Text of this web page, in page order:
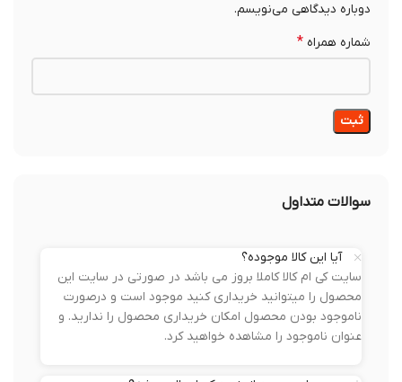
دوباره دیدگاهی می‌نویسم.
شماره همراه*
سوالات متداول
آیا این کالا موجوده؟
سایت کی ام کالا کاملا بروز می باشد در صورتی در سایت این
محصول را میتوانید خریداری کنید موجود است و درصورت
ناموجود بودن محصول امکان خریداری محصول را ندارید. و
عنوان ناموجود را مشاهده خواهید کرد.